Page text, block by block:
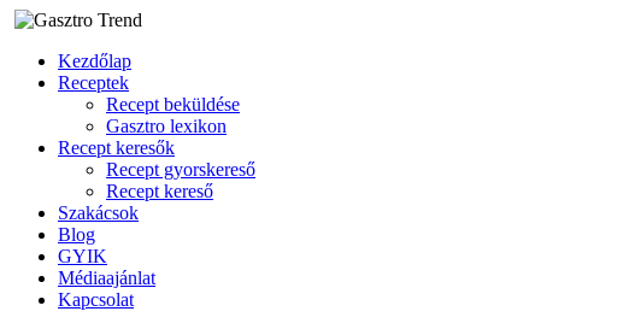
Kezdőlap
Receptek
Recept beküldése
Gasztro lexikon
Recept keresők
Recept gyorskereső
Recept kereső
Szakácsok
Blog
GYIK
Médiaajánlat
Kapcsolat